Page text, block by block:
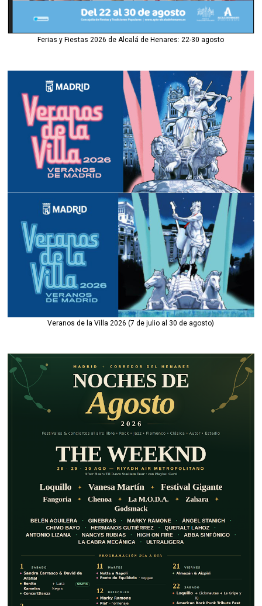
Ferias y Fiestas 2026 de Alcalá de Henares: 22-30 agosto
Veranos de la Villa 2026 (7 de julio al 30 de agosto)